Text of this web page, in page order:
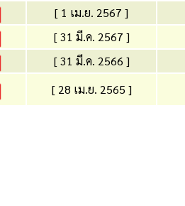
[ 1 เม.ย. 2567 ]
[ 31 มี.ค. 2567 ]
[ 31 มี.ค. 2566 ]
[ 28 เม.ย. 2565 ]